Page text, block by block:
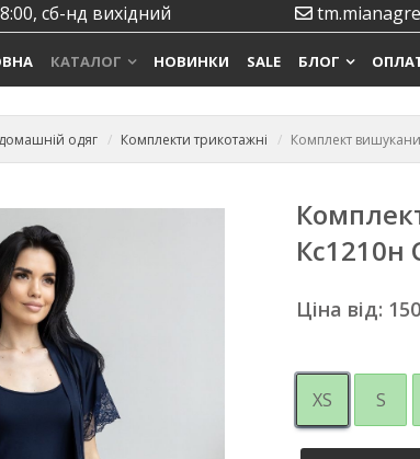
сб-нд вихідний
КАТАЛОГ НОВИНКИ SALE БЛОГ
одяг Комплекти трикотажні Комплект
Кс1210н
Ціна від:
XS S